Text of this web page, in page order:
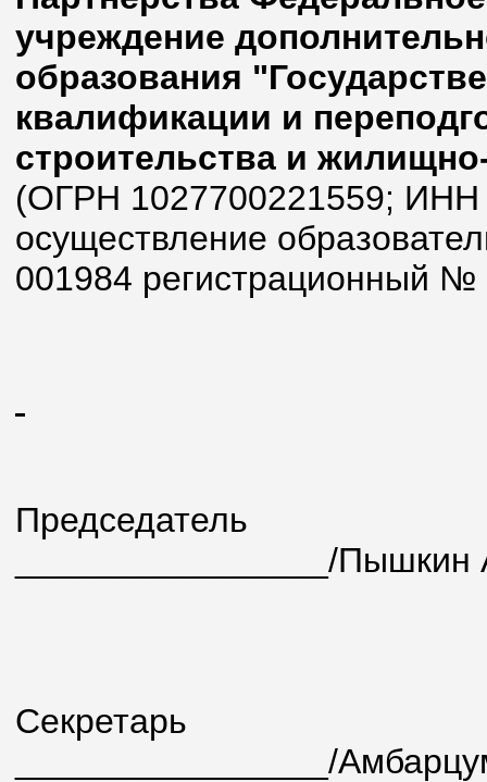
учреждение
образования
квалификации и
строительства и
(ОГРН 1027700221559; ИНН
осуществление
001984 регистрационный №
________________/Пышкин
________________/